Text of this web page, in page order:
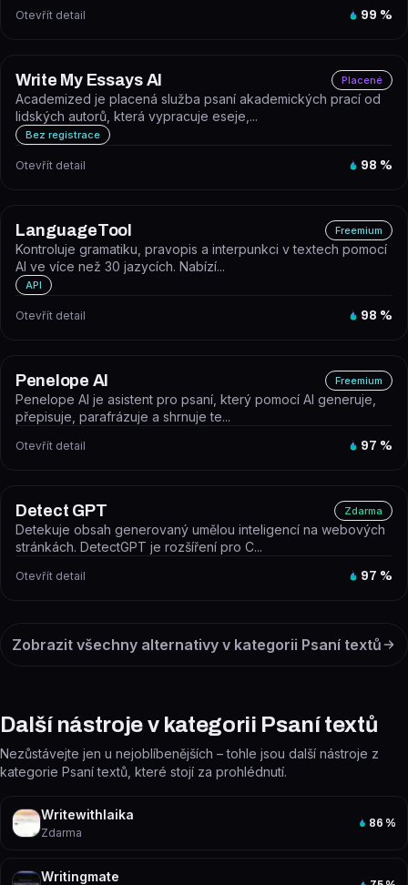
Otevřít detail 99 %
Write My Essays AI Placené
Academized je placená služba psaní akademických prací od
lidských autorů, která vypracuje eseje,...
Bez registrace
Otevřít detail 98 %
LanguageTool Freemium
Kontroluje gramatiku, pravopis a interpunkci v textech pomocí
AI ve více než 30 jazycích. Nabízí...
API
Otevřít detail 98 %
Penelope AI Freemium
Penelope AI je asistent pro psaní, který pomocí AI generuje,
přepisuje, parafrázuje a shrnuje te...
Otevřít detail 97 %
Detect GPT Zdarma
Detekuje obsah generovaný umělou inteligencí na webových
stránkách. DetectGPT je rozšíření pro C...
Otevřít detail 97 %
Zobrazit všechny alternativy v kategorii Psaní textů
Další nástroje v kategorii Psaní textů
Nezůstávejte jen u nejoblíbenějších – tohle jsou další nástroje z
kategorie Psaní textů, které stojí za prohlédnutí.
Writewithlaika
Zdarma
86 %
Writingmate